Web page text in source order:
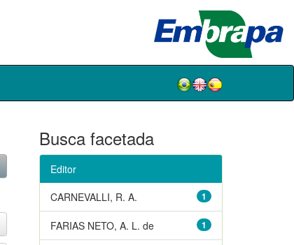
Busca facetada
Editor
1
CARNEVALLI, R. A.
1
FARIAS NETO, A. L. de